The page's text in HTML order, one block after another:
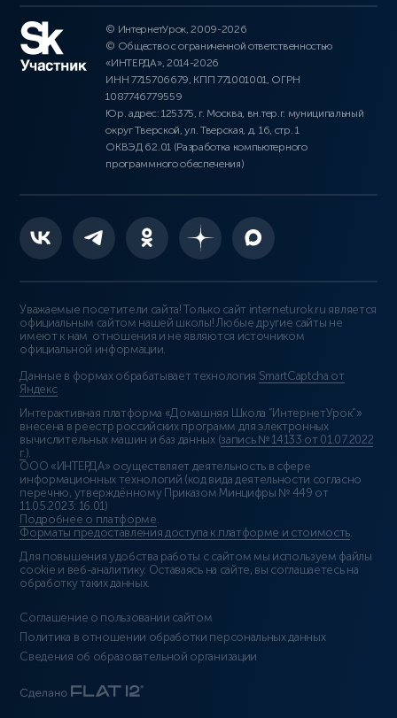
© ИнтернетУрок, 2009-2026
© Общество с ограниченной ответственностью
«ИНТЕРДА», 2014-2026
ИНН 7715706679, КПП 771001001, ОГРН
1087746779559
Юр. адрес: 125375, г. Москва, вн.тер.г. муниципальный
округ Тверской, ул. Тверская, д. 16, стр. 1
ОКВЭД 62.01 (Разработка компьютерного
программного обеспечения)
Уважаемые посетители сайта! Только сайт interneturok.ru является
официальным сайтом нашей школы! Любые другие сайты не
имеют к нам отношения и не являются источником
официальной информации.
Данные в формах обрабатывает технология SmartCaptcha от
Яндекс
Интерактивная платформа «Домашняя Школа “ИнтернетУрок”»
внесена в реестр российских программ для электронных
вычислительных машин и баз данных (запись № 14133 от 01.07.2022
г.).
ООО «ИНТЕРДА» осуществляет деятельность в сфере
информационных технологий (код вида деятельности согласно
перечню, утверждённому Приказом Минцифры № 449 от
11.05.2023: 16.01)
Подробнее о платформе.
Форматы предоставления доступа к платформе и стоимость.
Для повышения удобства работы с сайтом мы используем файлы
cookie и веб-аналитику. Оставаясь на сайте, вы соглашаетесь на
обработку таких данных.
Соглашение о пользовании сайтом
Политика в отношении обработки персональных данных
Сведения об образовательной организации